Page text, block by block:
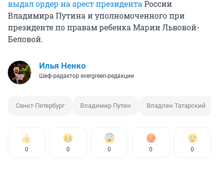
выдал ордер на арест президента России
Владимира Путина и уполномоченного при
президенте по правам ребенка Марии Львовой-
Беловой.
Илья Ненко
Шеф-редактор evergreen-редакции
Санкт-Петербург Владимир Путин Владлен Татарский
0 0 0 0 0